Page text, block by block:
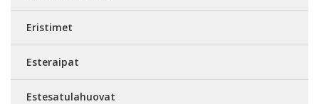
Eristimet
Esteraipat
Estesatulahuovat